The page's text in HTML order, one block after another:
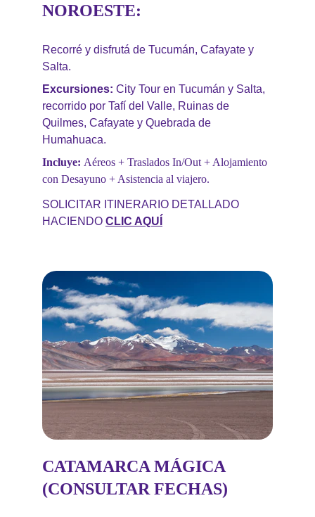
NOROESTE:
Recorré y disfrutá de Tucumán, Cafayate y
Salta.
Excursiones: City Tour en Tucumán y Salta,
recorrido por Tafí del Valle, Ruinas de
Quilmes, Cafayate y Quebrada de
Humahuaca.
Incluye: Aéreos + Traslados In/Out + Alojamiento
con Desayuno + Asistencia al viajero.
SOLICITAR ITINERARIO DETALLADO
HACIENDO CLIC AQUÍ
CATAMARCA MÁGICA
(CONSULTAR FECHAS)